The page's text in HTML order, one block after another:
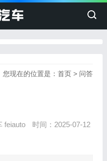
您现在的位置是：首页 > 问答
feiauto
时间：2025-07-12